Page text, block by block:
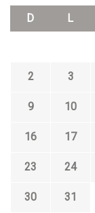
D L
2 3
9 10
16 17
23 24
30
31